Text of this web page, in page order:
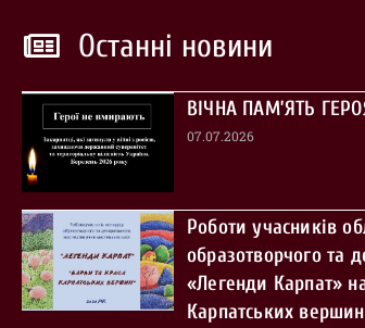
Останні новини
ВІЧНА ПАМ’ЯТЬ
07.07.2026
Роботи учасників
образотворчого та
«Легенди Карпат»
Карпатських